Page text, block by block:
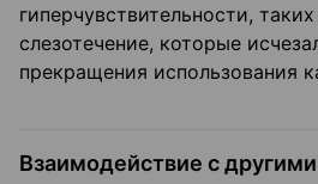
гиперчувствительности,
слезотечение, которые
прекращения использования
Взаимодействие с